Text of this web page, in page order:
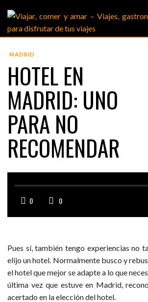
MADRID
HOTEL EN
MADRID: UNO
PARA NO
RECOMENDAR
0 0
Pues sí, también tengo experiencias no
elijo un hotel. Normalmente busco y
el hotel que mejor se adapte a lo que
última vez que estuve en Madrid,
acertado en la elección del hotel.